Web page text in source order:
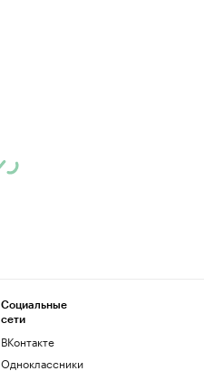
Социальные
сети
ВКонтакте
Одноклассники